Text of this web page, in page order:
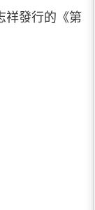
祥發行的《第